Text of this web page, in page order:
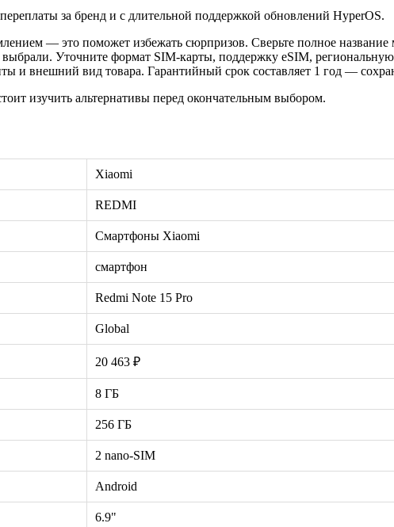
за бренд и с длительной поддержкой обновлений HyperOS.
— это поможет избежать сюрпризов. Сверьте полное
Уточните формат SIM-карты, поддержку eSIM,
и внешний вид товара. Гарантийный срок составляет 1 год —
изучить альтернативы перед окончательным выбором.
Xiaomi
REDMI
Смартфоны Xiaomi
смартфон
Redmi Note 15 Pro
Global
20 463 ₽
8 ГБ
256 ГБ
2 nano-SIM
Android
6.9"